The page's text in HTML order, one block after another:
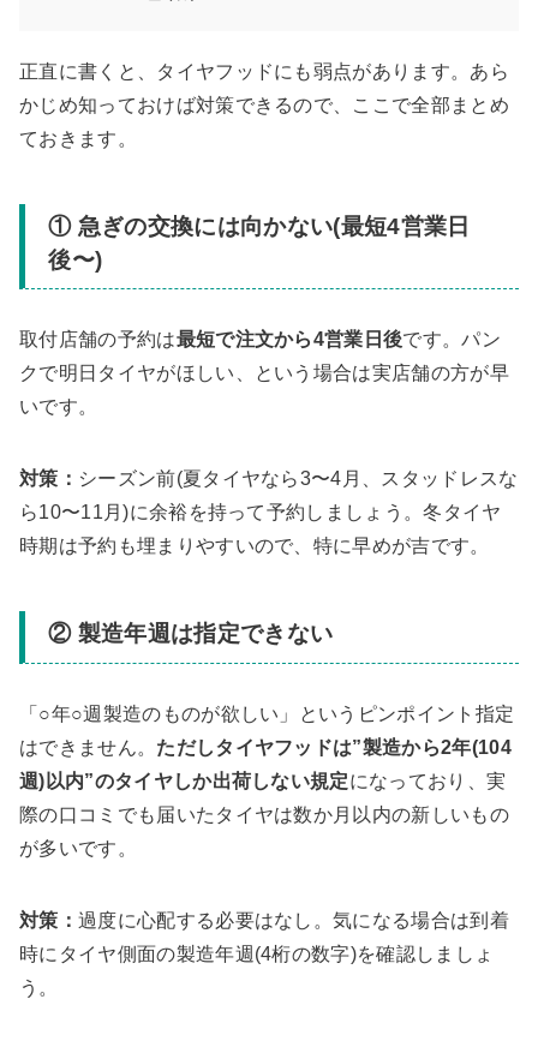
正直に書くと、タイヤフッドにも弱点があります。あら
かじめ知っておけば対策できるので、ここで全部まとめ
ておきます。
① 急ぎの交換には向かない(最短4営業日
後〜)
取付店舗の予約は最短で注文から4営業日後です。パン
クで明日タイヤがほしい、という場合は実店舗の方が早
いです。
対策： シーズン前(夏タイヤなら3〜4月、スタッドレスな
ら10〜11月)に余裕を持って予約しましょう。冬タイヤ
時期は予約も埋まりやすいので、特に早めが吉です。
② 製造年週は指定できない
「○年○週製造のものが欲しい」というピンポイント指定
はできません。 ただしタイヤフッドは”製造から2年(104
週)以内”のタイヤしか出荷しない規定になっており、実
際の口コミでも届いたタイヤは数か月以内の新しいもの
が多いです。
対策： 過度に心配する必要はなし。気になる場合は到着
時にタイヤ側面の製造年週(4桁の数字)を確認しましょ
う。